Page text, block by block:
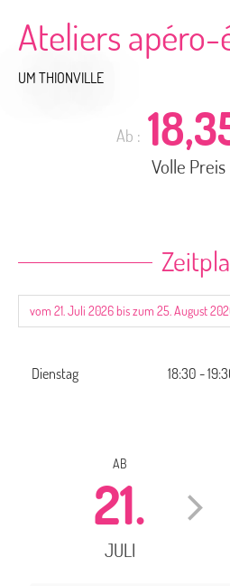
Ateliers
UM THIONVILLE
Ab :
Volle Preis
Dienstag 18:30 -
AB
21.
JULI